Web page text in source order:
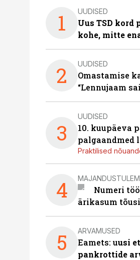
1 UUDISED
Uus TSD kord
kohe, mitte
2 UUDISED
Omastamise
“Lennujaam
3
UUDISED
10. kuupäeva
palgaandmed
Praktilised
4
Numeri
ärikasum
5 ARVAMUSED
Eamets: uusi
pankrottide